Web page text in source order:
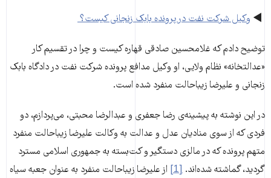
◄ وکیل شرکت نفت در پرونده‌ بابک زنجانی کیست؟ ‌
توضیح دادم که غلامحسین صادقی قهاره کیست و چرا در تقسیم کار
«عدالتخانه» نظام ولایی، او وکیل مدافع پرونده‌ شرکت نفت در دادگاه بابک
زنجانی و علیرضا زیباحالت منفرد شده است.
در این نوشته به پیشینه‌ی رضا جعفری و عبدالرضا محبتی، می‌پردازم، دو
فردی که از سوی منادیان عدل و عدالت به وکالت علیرضا زیباحالت منفرد
متهم پرونده که در مالزی دستگیر و کت‌بسته به جمهوری اسلامی مسترد
گردید، گماشته‌ شده‌اند. [1]
از علیرضا زیبا‌حالت منفرد به عنوان جعبه سیاه